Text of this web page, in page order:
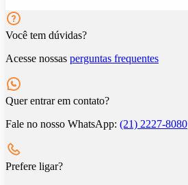
Você tem dúvidas?
Acesse nossas perguntas frequentes
Quer entrar em contato?
Fale no nosso WhatsApp: (21) 2227-8080
Prefere ligar?